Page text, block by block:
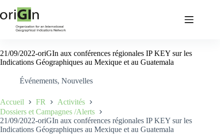
21/09/2022-oriGIn aux conférences régionales IP KEY sur les
Indications Géographiques au Mexique et au Guatemala
Événements, Nouvelles
Accueil FR
Activités
Dossiers et Campagnes /Alerts
21/09/2022-oriGIn aux conférences régionales IP KEY sur les
Indications Géographiques au Mexique et au Guatemala